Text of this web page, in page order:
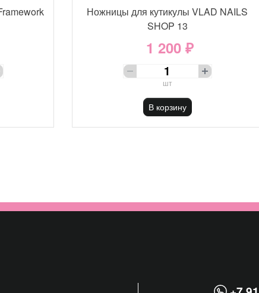
Ножницы для кутикулы VLAD NAILS
SHOP 13
1 200 ₽
шт
В корзину